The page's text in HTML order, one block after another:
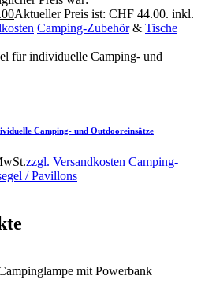
Aktueller Preis ist: CHF 44.00. inkl.
Camping-Zubehör& Tische
Camping- und Outdooreinsätze
zzgl. Versandkosten Camping-
/ Pavillons